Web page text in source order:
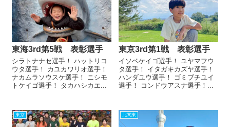
東海3rd第5戦 表彰選手
シラトナナセ選手！ ハットリコ
ウタ選手！ カユカワリオ選手！
ナカムラソウスケ選手！ ニシモ
トケイゴ選手！ タカハシカエ...
東京3rd第1戦 表彰選手
イソベケイゴ選手！ ユヤマフウ
タ選手！ イタガキカズヤ選手！
ハンダユウ選手！ ゴミブチユイ
選手！ コンドウアスナ選手！...
東京 北関東